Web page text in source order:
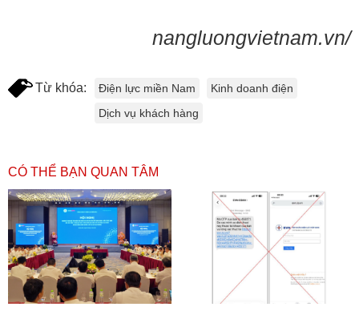
nangluongvietnam.vn/
Từ khóa: Điện lực miền Nam
Kinh doanh điện
Dịch vụ khách hàng
CÓ THỂ BẠN QUAN TÂM